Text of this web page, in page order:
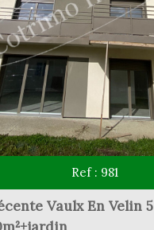
Ref : 981
Vaulx En Velin 5